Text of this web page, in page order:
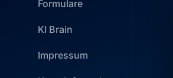
Formulare
KI Brain
Impressum